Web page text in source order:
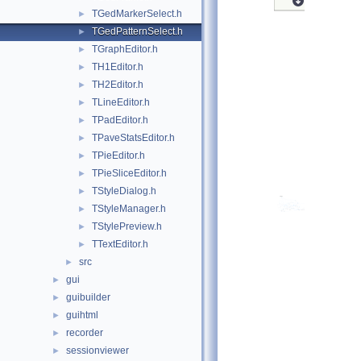
► TGedMarkerSelect.h
► TGedPatternSelect.h
► TGraphEditor.h
► TH1Editor.h
► TH2Editor.h
► TLineEditor.h
► TPadEditor.h
► TPaveStatsEditor.h
► TPieEditor.h
► TPieSliceEditor.h
► TStyleDialog.h
► TStyleManager.h
► TStylePreview.h
► TTextEditor.h
► src
► gui
► guibuilder
► guihtml
► recorder
► sessionviewer